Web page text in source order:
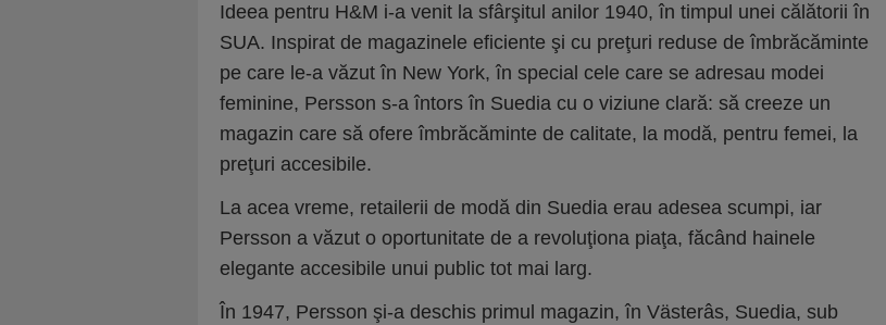
Ideea pentru H&M i-a venit la sfârşitul anilor 1940, în timpul unei călătorii în
SUA. Inspirat de magazinele eficiente şi cu preţuri reduse de îmbrăcăminte
pe care le-a văzut în New York, în special cele care se adresau modei
feminine, Persson s-a întors în Suedia cu o viziune clară: să creeze un
magazin care să ofere îmbrăcăminte de calitate, la modă, pentru femei, la
preţuri accesibile.
La acea vreme, retailerii de modă din Suedia erau adesea scumpi, iar
Persson a văzut o oportunitate de a revoluţiona piaţa, făcând hainele
elegante accesibile unui public tot mai larg.
În 1947, Persson şi-a deschis primul magazin, în Västerâs, Suedia, sub